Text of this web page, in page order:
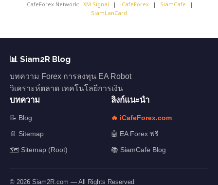
iCafeForex Network: XM Signal | iCafeForex | SiamCafe
|
SiamLanCard
📊 Siam2R Blog
บทความ Forex การลงทุน EA Robot
วิเคราะห์ตลาด เทคโนโลยีการเงิน
บทความ
📝 Blog
📄 Sitemap
🗺️ Sitemap (Root)
ลิงก์แนะนำ
🔥 iCafeForex.com
🤖 EA Forex ฟรี
📚 SiamCafe Blog
© 2026 Siam2R.com — All Rights Reserved